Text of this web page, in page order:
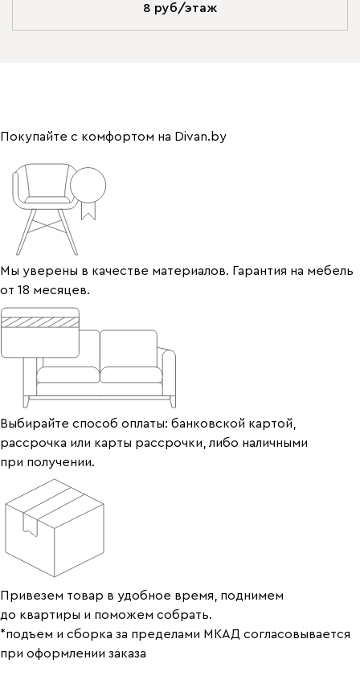
8 руб/этаж
Покупайте с комфортом на Divan.by
Мы уверены в качестве материалов. Гарантия на мебель
от 18 месяцев.
Выбирайте способ оплаты: банковской картой,
рассрочка или карты рассрочки, либо наличными
при получении.
Привезем товар в удобное время, поднимем
до квартиры и поможем собрать.
*подъем и сборка за пределами МКАД согласовывается
при оформлении заказа